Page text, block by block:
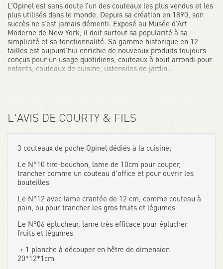
L’Opinel est sans doute l’un des couteaux les plus vendus et les
plus utilisés dans le monde. Depuis sa création en 1890, son
succès ne s’est jamais démenti. Exposé au Musée d’Art
Moderne de New York, il doit surtout sa popularité à sa
simplicité et sa fonctionnalité. Sa gamme historique en 12
tailles est aujourd’hui enrichie de nouveaux produits toujours
conçus pour un usage quotidiens, couteaux à bout arrondi pour
enfants, couteaux de cuisine, ustensiles de jardin…
L'AVIS DE COURTY & FILS
3 couteaux de poche Opinel dédiés à la cuisine:
Le N°10 tire-bouchon, lame de 10cm pour couper,
trancher comme un couteau d'office et pour ouvrir les
bouteilles
Le N°12 avec lame crantée de 12 cm, comme couteau à
pain, ou pour trancher les gros fruits et légumes
Le N°06 éplucheur, lame très efficace pour éplucher
fruits et légumes
+ 1 planche à découper en hêtre de dimension
20*12*1cm